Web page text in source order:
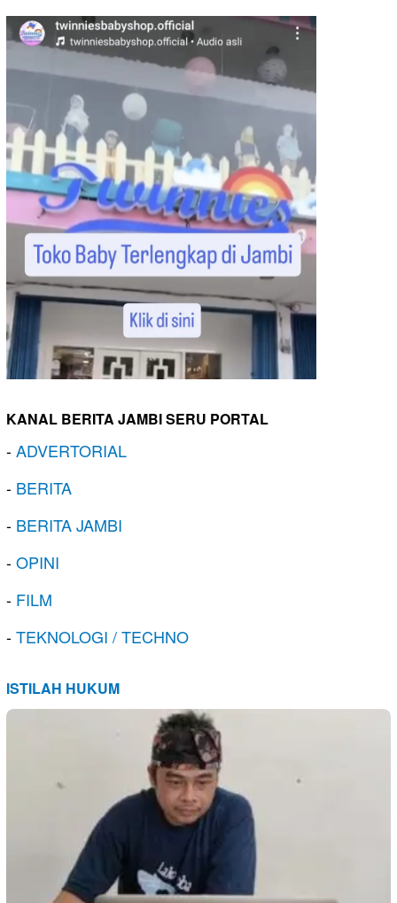
KANAL BERITA JAMBI SERU PORTAL
-ADVERTORIAL
- BERITA
- BERITA JAMBI
-OPINI
- FILM
-TEKNOLOGI / TECHNO
ISTILAH HUKUM